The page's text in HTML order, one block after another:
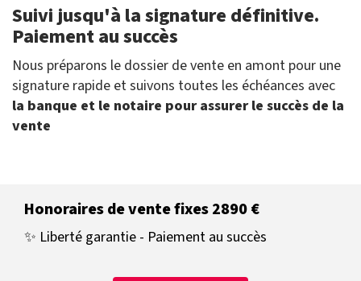
Suivi jusqu'à la signature définitive.
Paiement au succès
Nous préparons le dossier de vente en amont pour une
signature rapide et suivons toutes les échéances avec
la banque et le notaire pour assurer le succès de la
vente
Honoraires de vente fixes 2890 €
✨ Liberté garantie - Paiement au succès